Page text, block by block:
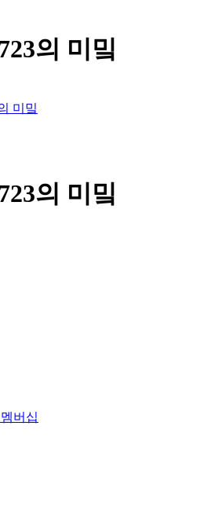
의 미밐
미밐
의 미밐
멤버십